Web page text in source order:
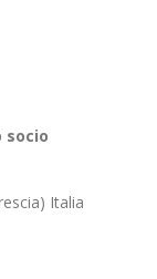
socio
Italia